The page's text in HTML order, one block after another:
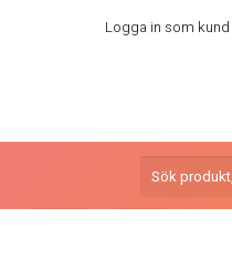
Logga in som kund